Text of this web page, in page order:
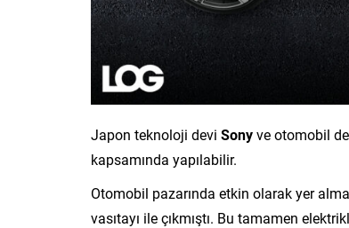
Japon teknoloji devi Sonyve otomobil
kapsamında yapılabilir.
Otomobil pazarında etkin olarak yer
vasıtayı ile çıkmıştı. Bu tamamen